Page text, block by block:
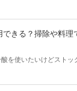
できる？掃除や料理
を使いたいけどストッ